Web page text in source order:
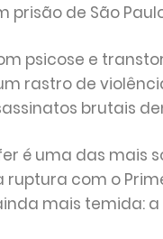
prisão de São
psicose e
rastro de
brutais
é uma das mais
com o
mais temida: a